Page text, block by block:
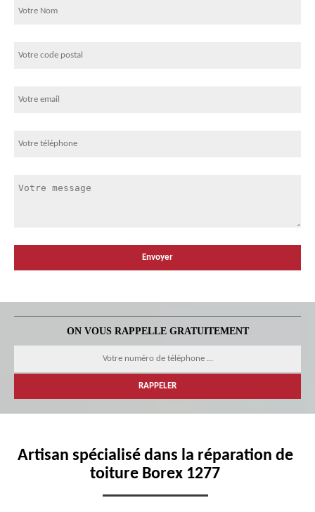
ON VOUS RAPPELLE GRATUITEMENT
Artisan spécialisé dans la réparation de
toiture Borex 1277